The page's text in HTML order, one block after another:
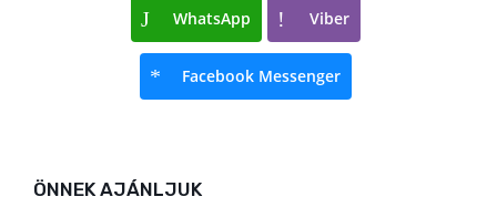
WhatsApp Viber
Facebook Messenger
ÖNNEK AJÁNLJUK